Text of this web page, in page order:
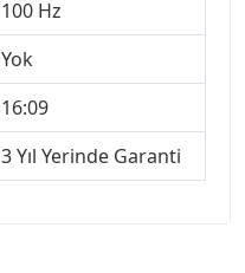
100 Hz
Yok
16:09
3 Yıl Yerinde Garanti